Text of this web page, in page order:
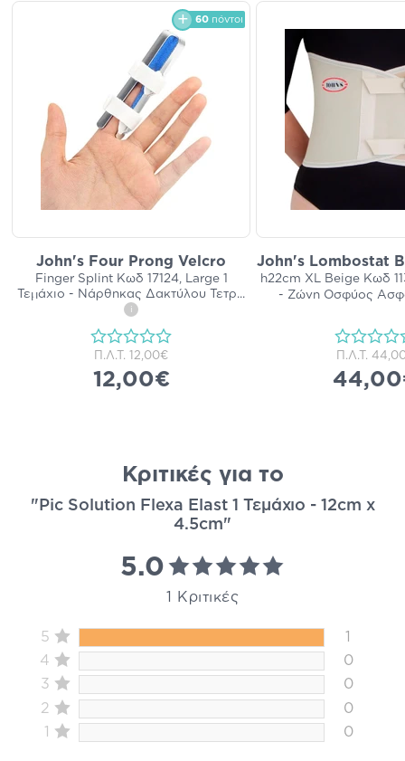
60 πόντοι
John's Four Prong Velcro
Finger Splint Κωδ 17124, Large 1
Τεμάχιο - Νάρθηκας Δακτύλου Τετρ...
i
Π.Λ.Τ. 12,00€
12,00€
John's Lombostat
h22cm XL Beige Κωδ
- Ζώνη Οσφύος
Π.Λ.Τ.
Κριτικές για το
"Pic Solution Flexa Elast 1 Τεμάχιο - 12cm x
4.5cm"
5.0
1 Κριτικές
5
1
4
0
3
0
2
0
1
0